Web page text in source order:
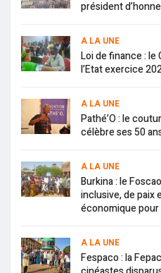
président
A LA UNE
Loi de finance : le
l’Etat exercice
A LA UNE
Pathé’O : le
célèbre ses 50
A LA UNE
Burkina : le
inclusive, de paix
économique
A LA UNE
Fespaco : la